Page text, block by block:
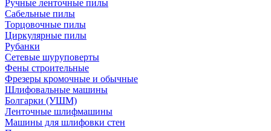
Ручные ленточные пилы
Сабельные пилы
Торцовочные пилы
Циркулярные пилы
Рубанки
Сетевые шуруповерты
Фены строительные
Фрезеры кромочные и обычные
Шлифовальные машины
Болгарки (УШМ)
Ленточные шлифмашины
Машины для шлифовки стен